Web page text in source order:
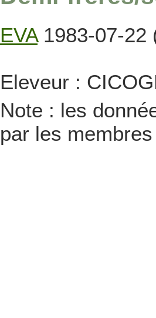
EVA1983-07-22
Eleveur :
Note : les
par les